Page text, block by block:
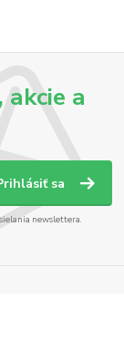
a
sa
newslettera.